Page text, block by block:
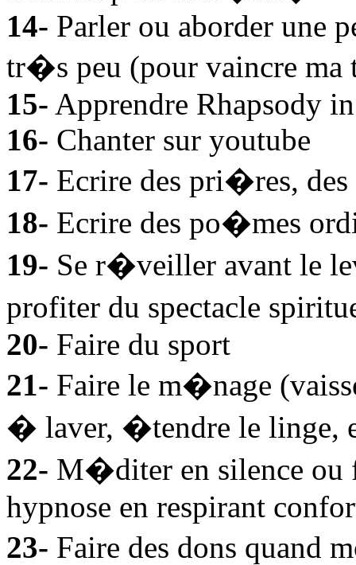
14- Parler ou aborder une
tr�s peu (pour vaincre
15- Apprendre Rhapsody
16- Chanter sur youtube
17- Ecrire des pri�res, des
18- Ecrire des po�mes
19- Se r�veiller avant le
profiter du spectacle
20- Faire du sport
21- Faire le m�nage
� laver, �tendre le linge,
22- M�diter en silence ou
hypnose en respirant
23- Faire des dons quand